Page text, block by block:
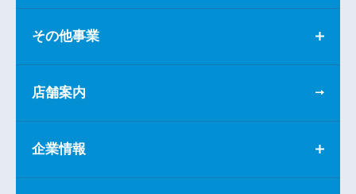
その他事業
店舗案内
企業情報